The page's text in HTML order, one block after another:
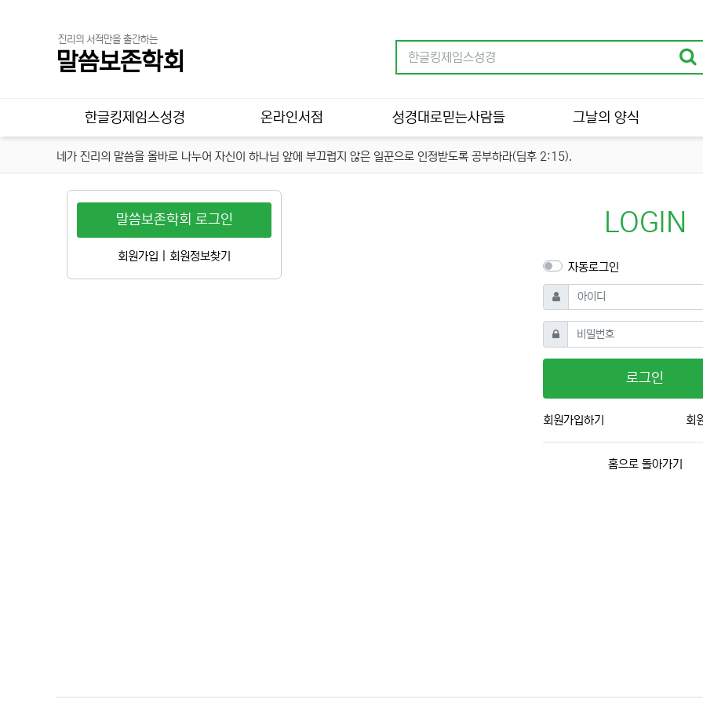
진리의 서적만을 출간하는
말씀보존학회
한글킹제임스성경 온라인서점 성경대로믿는사람들 그날의 양식
네가 진리의 말씀을 올바로 나누어 자신이 하나님 앞에 부끄럽지 않은 일꾼으로 인정받도록 공부하라(딤후 2:15).
LOGIN
자동로그인
아이디
필수
비밀번호필수
로그인
회원가입하기 회
홈으로 돌아가기
말씀보존학회 로그인
회원가입 회원정보찾기